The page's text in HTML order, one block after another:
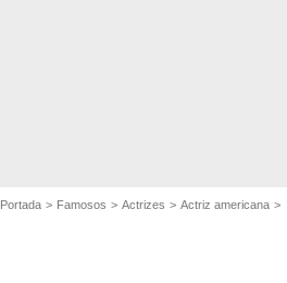
Portada Famosos Actrizes Actriz americana